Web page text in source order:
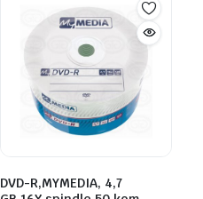
DVD-R,MYMEDIA, 4,7